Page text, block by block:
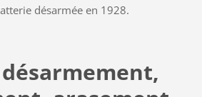
désarmée en 1928.